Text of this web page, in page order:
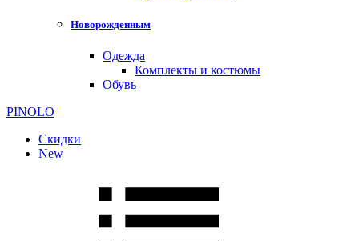
Новорожденным
Одежда
Комплекты и костюмы
Обувь
PINOLO
Скидки
New